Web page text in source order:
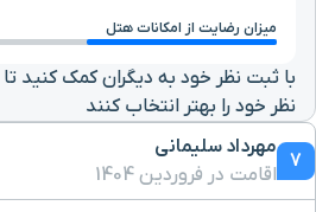
میزان رضایت از امکانات هتل
با ثبت نظر خود به دیگران کمک کنید تا
نظر خود را بهتر انتخاب کنند
7
مهرداد سلیمانی
اقامت در فروردین 1404